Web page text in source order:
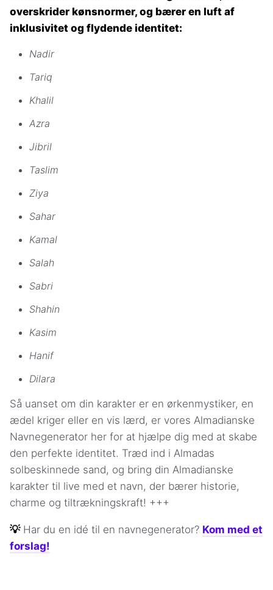
overskrider kønsnormer, og bærer en luft af
inklusivitet og flydende identitet:
Nadir
Tariq
Khalil
Azra
Jibril
Taslim
Ziya
Sahar
Kamal
Salah
Sabri
Shahin
Kasim
Hanif
Dilara
Så uanset om din karakter er en ørkenmystiker, en
ædel kriger eller en vis lærd, er vores Almadianske
Navnegenerator her for at hjælpe dig med at skabe
den perfekte identitet. Træd ind i Almadas
solbeskinnede sand, og bring din Almadianske
karakter til live med et navn, der bærer historie,
charme og tiltrækningskraft! +++
💡 Har du en idé til en navnegenerator? Kom med et
forslag!